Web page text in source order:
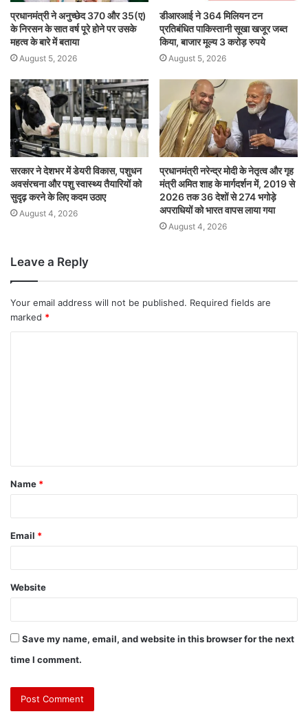
प्रधानमंत्री ने अनुच्छेद 370 और 35(ए)
के निरसन के सात वर्ष पूरे होने पर उसके
महत्व के बारे में बताया
August 5, 2026
डीआरआई ने 364 मिलियन टन
प्रतिबंधित पाकिस्तानी सूखा खजूर जब्त
किया, बाजार मूल्य 3 करोड़ रुपये
August 5, 2026
सरकार ने देशभर में डेयरी विकास, पशुधन
अवसंरचना और पशु स्वास्थ्य तैयारियों को
सुदृढ़ करने के लिए कदम उठाए
August 4, 2026
प्रधानमंत्री नरेन्द्र मोदी के नेतृत्व और गृह
मंत्री अमित शाह के मार्गदर्शन में, 2019 से
2026 तक 36 देशों से 274 भगोड़े
अपराधियों को भारत वापस लाया गया
August 4, 2026
Leave a Reply
Your email address will not be published. Required fields are
marked *
Name *
Email *
Website
Save my name, email, and website in this browser for the next
time I comment.